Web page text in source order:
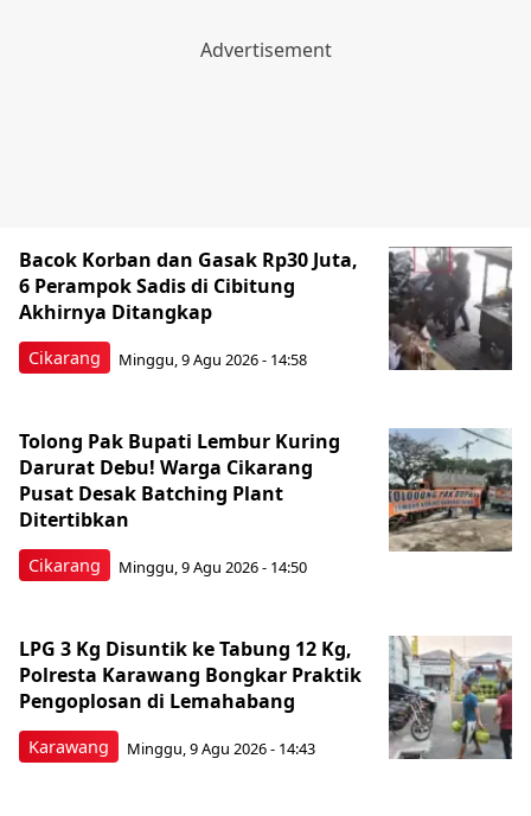
Cikarang
Bacok Korban dan Gasak Rp30 Juta,
6 Perampok Sadis di Cibitung
Akhirnya Ditangkap
Minggu, 9 Agu 2026 - 14:58
Cikarang
Tolong Pak Bupati Lembur Kuring
Darurat Debu! Warga Cikarang
Pusat Desak Batching Plant
Ditertibkan
Minggu, 9 Agu 2026 - 14:50
Karawang
LPG 3 Kg Disuntik ke Tabung 12 Kg,
Polresta Karawang Bongkar Praktik
Pengoplosan di Lemahabang
Minggu, 9 Agu 2026 - 14:43